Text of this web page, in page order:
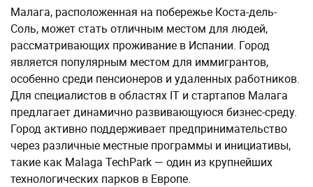
Малага, расположенная на побережье Коста-дель-
Соль, может стать отличным местом для людей,
рассматривающих проживание в Испании. Город
является популярным местом для иммигрантов,
особенно среди пенсионеров и удаленных работников.
Для специалистов в областях IT и стартапов Малага
предлагает динамично развивающуюся бизнес-среду.
Город активно поддерживает предпринимательство
через различные местные программы и инициативы,
такие как Malaga TechPark — один из крупнейших
технологических парков в Европе.